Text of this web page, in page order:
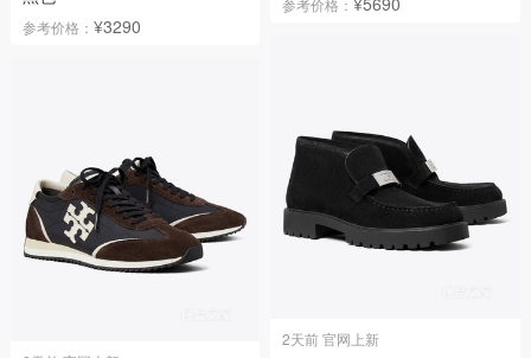
参考价格： ¥3290
参考价格：
2天前 官网上新